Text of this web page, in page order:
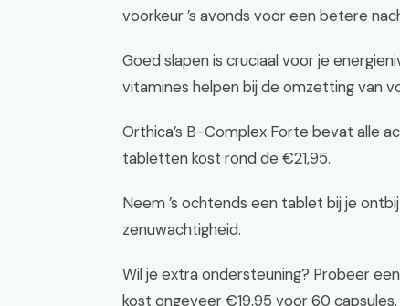
voorkeur ’s avonds voor een betere
Goed slapen is cruciaal voor je
vitamines helpen bij de omzetting van
Orthica’s B-Complex Forte bevat alle
tabletten kost rond de €21,95.
Neem ’s ochtends een tablet bij je
zenuwachtigheid.
Wil je extra ondersteuning? Probeer
kost ongeveer €19,95 voor 60